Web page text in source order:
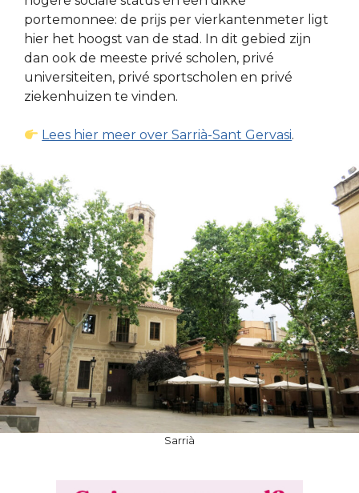
portemonnee: de prijs per vierkantenmeter ligt
hier het hoogst van de stad. In dit gebied zijn
dan ook de meeste privé scholen, privé
universiteiten, privé sportscholen en privé
ziekenhuizen te vinden.
Lees hier meer over Sarrià-Sant Gervasi.
Sarrià